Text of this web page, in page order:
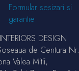
Formular sesizari si
garantie
DESIGN
de Centura Nr.
Valea Mitii,